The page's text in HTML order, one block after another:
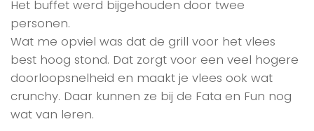
Het buffet werd bijgehouden door twee
personen.
Wat me opviel was dat de grill voor het vlees
best hoog stond. Dat zorgt voor een veel hogere
doorloopsnelheid en maakt je vlees ook wat
crunchy. Daar kunnen ze bij de Fata en Fun nog
wat van leren.